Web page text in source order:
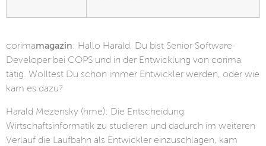
corimamagazin: Hallo Harald, Du bist Senior Software-
Developer bei COPS und in der Entwicklung von corima
tätig. Wolltest Du schon immer Entwickler werden, oder wie
kam es dazu?
Harald Mezensky (hme): Die Entscheidung
Wirtschaftsinformatik zu studieren und dadurch im weiteren
Verlauf die Laufbahn als Entwickler einzuschlagen, kam